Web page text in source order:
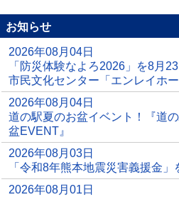
お知らせ
2026年08月04日
「防災体験なよろ2026」を8月
市民文化センター「エンレイホ
2026年08月04日
道の駅夏のお盆イベント！『道
盆EVENT』
2026年08月03日
「令和8年熊本地震災害義援金」
2026年08月01日